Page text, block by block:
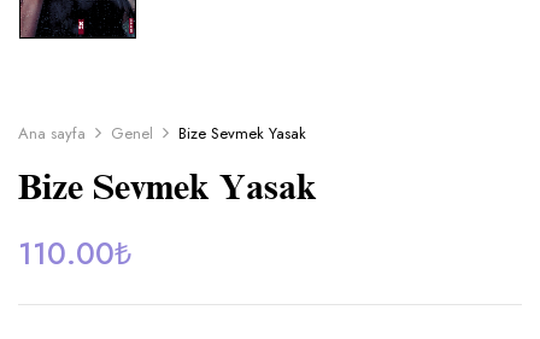
Ana sayfa Genel Bize Sevmek Yasak
Bize Sevmek Yasak
110.00₺